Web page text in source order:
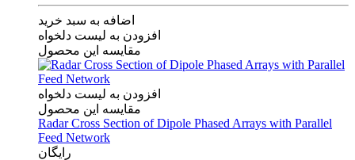
اضافه به سبد خرید
افزودن به لیست دلخواه
مقایسه این محصول
افزودن به لیست دلخواه
مقایسه این محصول
Radar Cross Section of Dipole Phased Arrays with Parallel
Feed Network
رایگان